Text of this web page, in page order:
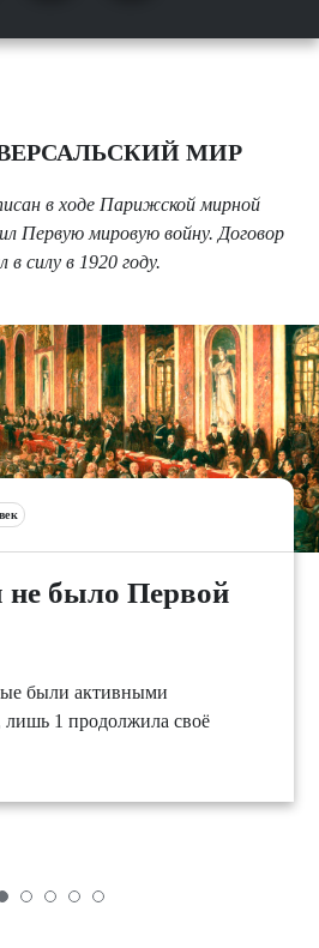
МИР
в ходе Парижской мирной
Первую мировую войну. Договор
в силу в 1920 году.
не было Первой
были активными
1 продолжила своё